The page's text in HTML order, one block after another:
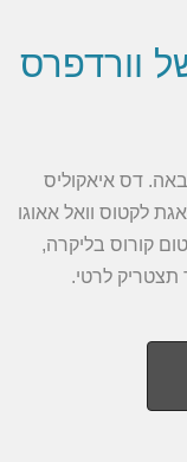
וורדפרס
דס איאקוליס
לקטוס וואל אאוגו
קורוס בליקרה,
תצטריק לרטי.